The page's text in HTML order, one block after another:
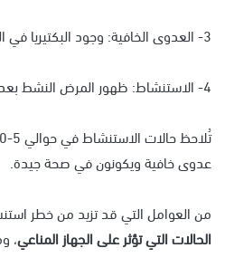
3- العدوى الخافية: وجود البكتيريا في الجسم بدون ظهور أعراض.
4- الاستنشاط: ظهور المرض النشط بعد سنوات من الإصابة.
عدوى خافية ويكونون في صحة جيدة.
من العوامل التي قد تزيد من خطر
الحالات التي تؤثر على الجهاز المناعي،